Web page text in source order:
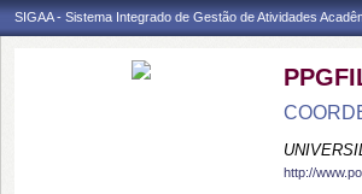
SIGAA - Sistema Integrado de Gestão de Atividades
http://